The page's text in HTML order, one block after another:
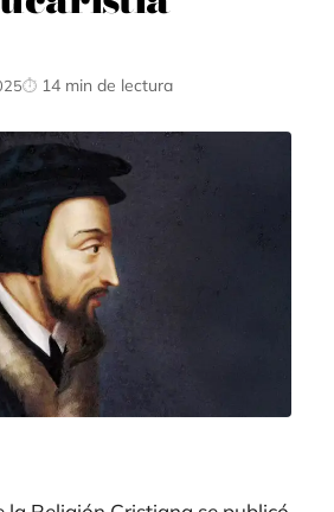
14 min de lectura